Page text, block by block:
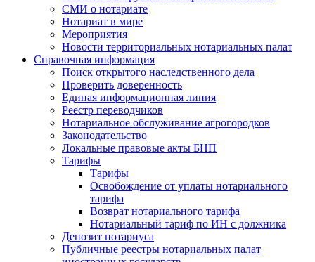
СМИ о нотариате
Нотариат в мире
Мероприятия
Новости территориальных нотариальных палат
Справочная информация
Поиск открытого наследственного дела
Проверить доверенность
Единая информационная линия
Реестр переводчиков
Нотариальное обслуживание агрогородков
Законодательство
Локальные правовые акты БНП
Тарифы
Тарифы
Освобождение от уплаты нотариального
тарифа
Возврат нотариального тарифа
Нотариальный тариф по ИН с должника
Депозит нотариуса
Публичные реестры нотариальных палат